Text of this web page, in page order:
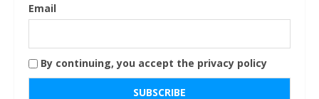
Email
By continuing, you accept the privacy policy